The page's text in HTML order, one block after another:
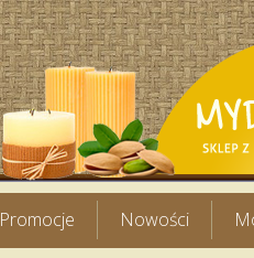
Promocje Nowości